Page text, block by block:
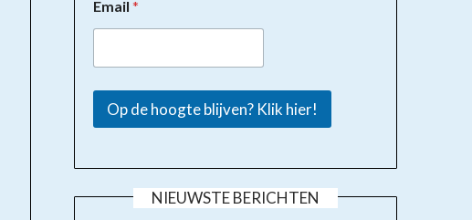
Email *
Op de hoogte blijven? Klik hier!
NIEUWSTE BERICHTEN